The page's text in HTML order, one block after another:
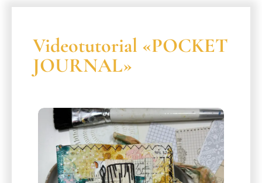
Videotutorial «POCKET
JOURNAL»